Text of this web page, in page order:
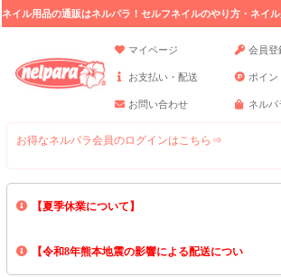
ネイル用品の通販はネルパラ！セルフネイルのやり方・ネイ
マイページ
会員登
お支払い・配送 ポイン
お問い合わせ ネルパ
お得なネルパラ会員のログインはこちら⇒
【夏季休業について】
8/13(木)～8/16(日)の間｢出荷業務・お問い合わせ業務
【令和8年熊本地震の影響による配送につい